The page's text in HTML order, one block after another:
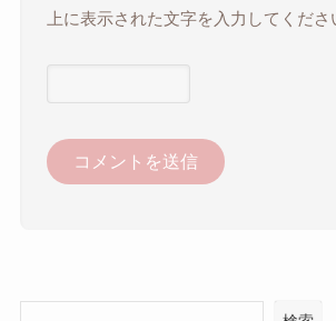
上に表示された文字を入力してくださ